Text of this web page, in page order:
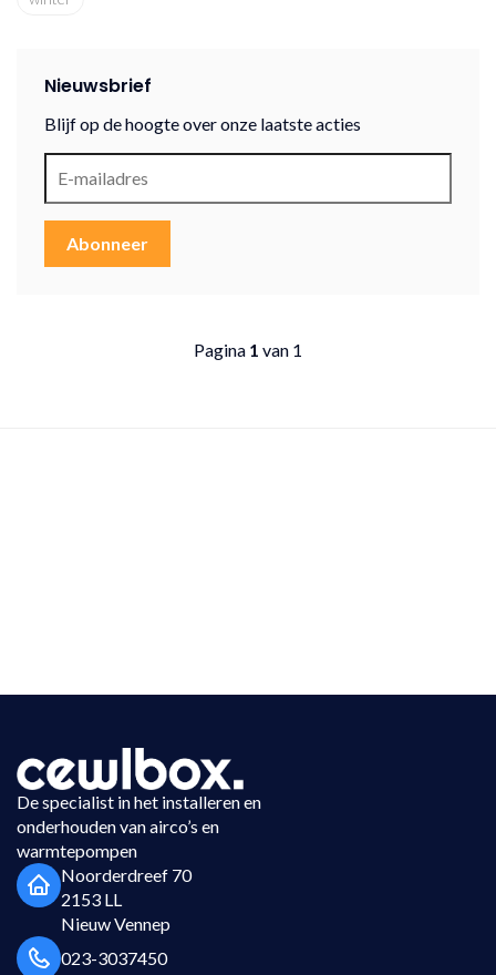
Nieuwsbrief
Blijf op de hoogte over onze laatste acties
Abonneer
Pagina 1 van 1
De specialist in het installeren en
onderhouden van airco’s en
warmtepompen
Noorderdreef 70
2153 LL
Nieuw Vennep
023-3037450